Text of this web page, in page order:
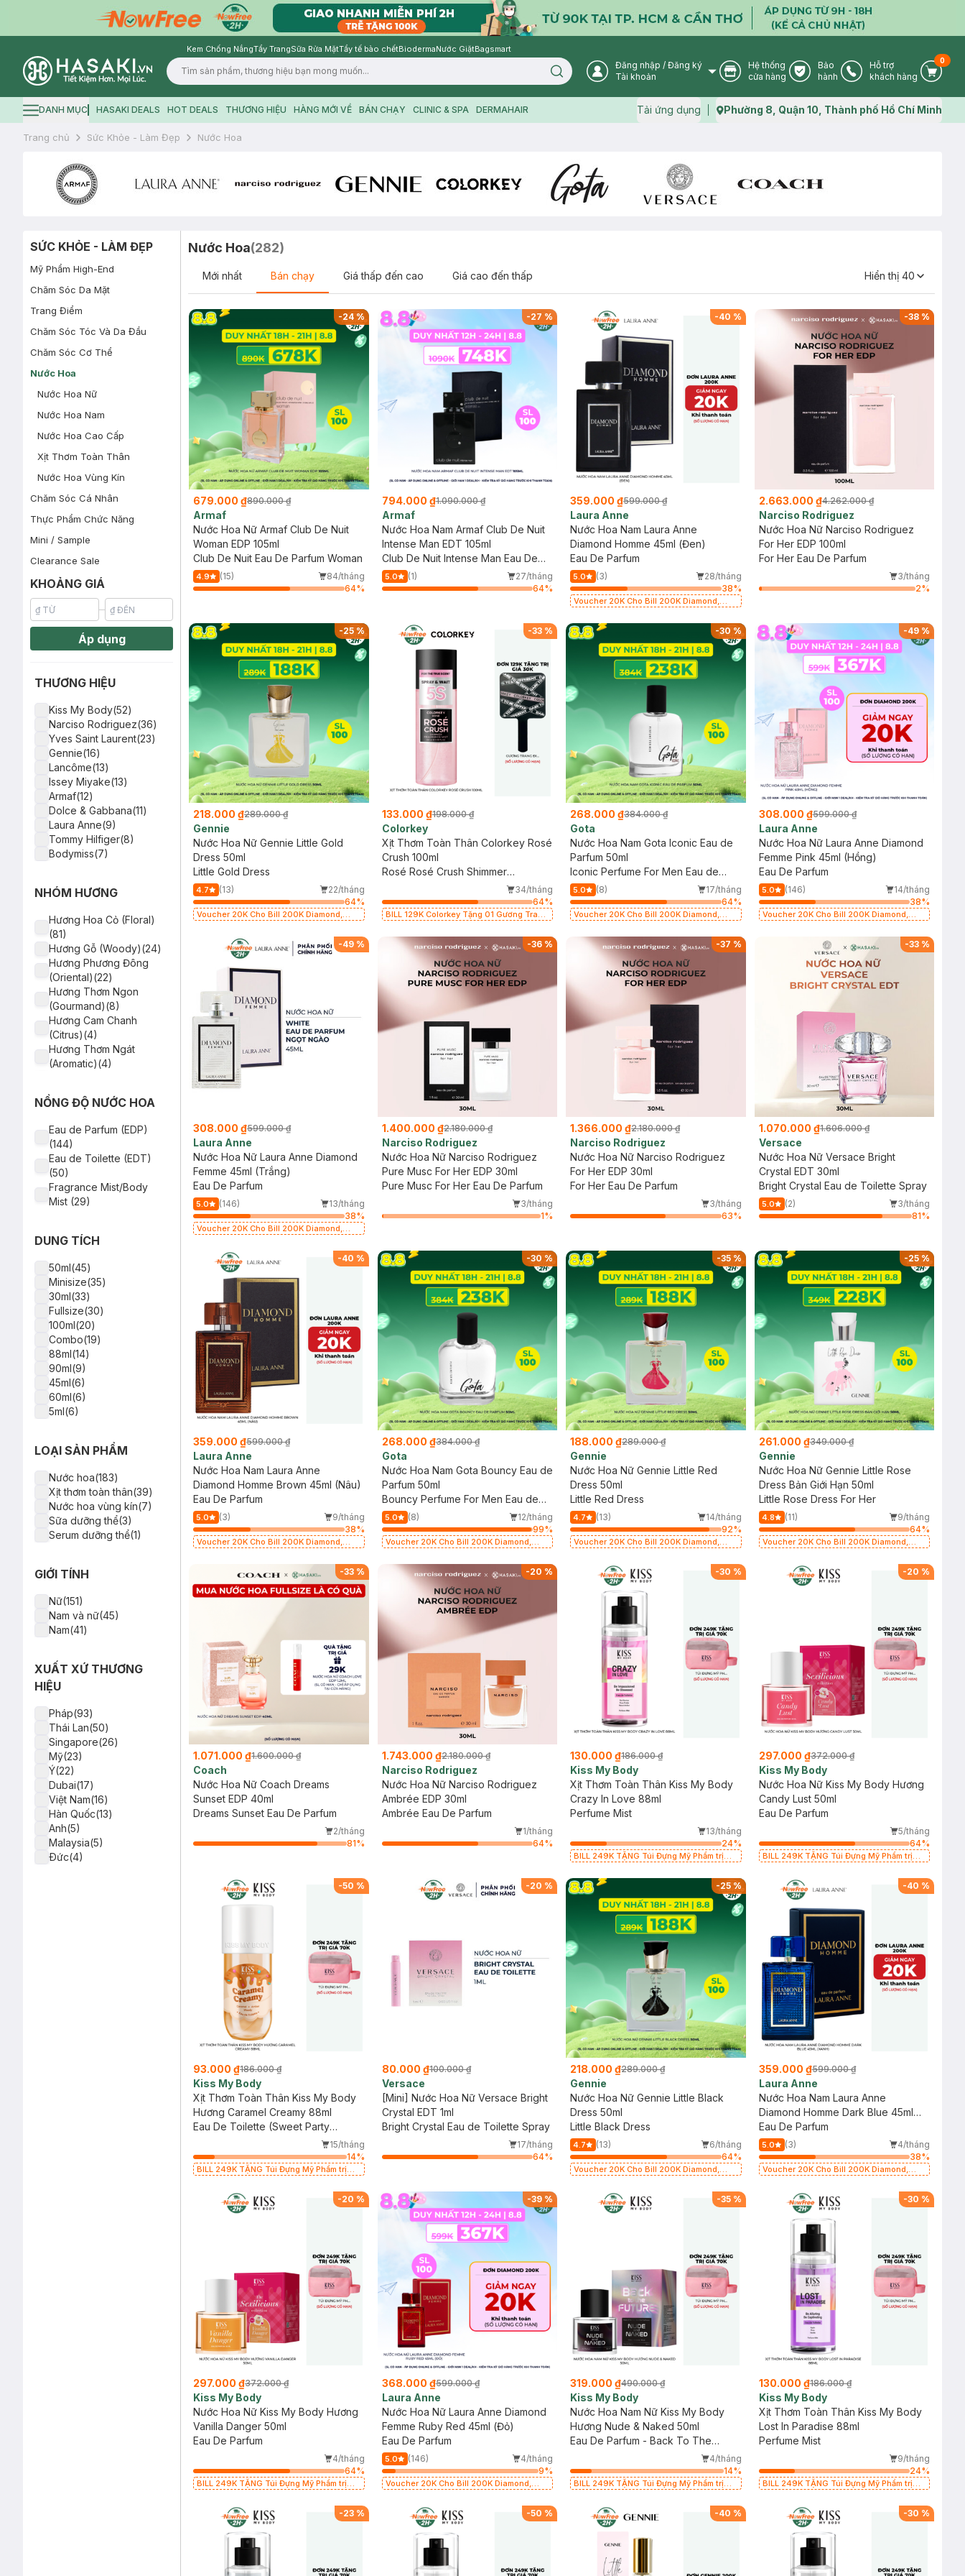
Kem Chống NắngTẩy TrangSữa Rửa MặtTẩy tế bào chếtBiodermaNước GiặtBagsmart
Logo
Search icon User Icon
Đăng nhập / Đăng ký
Tài khoản
Store Icon
Hệ thống
cửa hàng
Warranty Icon
Bảo
hành
Phone Icon
Hỗ trợ
khách hàng
Cart
0
Hamburger icon
DANH MỤC HASAKI DEALS HOT DEALS THƯƠNG HIỆU HÀNG MỚI VỀ BÁN CHẠY CLINIC & SPA DERMAHAIR Tải ứng dụng Map icon
Phường 8, Quận 10, Thành phố Hồ Chí Minh
Trang chủ Sức Khỏe - Làm Đẹp Nước Hoa
SỨC KHỎE - LÀM ĐẸP
Mỹ Phẩm High-End
Chăm Sóc Da Mặt
Trang Điểm
Chăm Sóc Tóc Và Da Đầu
Chăm Sóc Cơ Thể
Nước Hoa
Nước Hoa Nữ
Nước Hoa Nam
Nước Hoa Cao Cấp
Xịt Thơm Toàn Thân
Nước Hoa Vùng Kín
Chăm Sóc Cá Nhân
Thực Phẩm Chức Năng
Mini / Sample
Clearance Sale
KHOẢNG GIÁ
Áp dụng
THƯƠNG HIỆU
Kiss My Body(52)
Narciso Rodriguez(36)
Yves Saint Laurent(23)
Gennie(16)
Lancôme(13)
Issey Miyake(13)
Armaf(12)
Dolce & Gabbana(11)
Laura Anne(9)
Tommy Hilfiger(8)
Bodymiss(7)
Foellie(6)
Marc Jacobs(5)
Lacoste(5)
mine(5)
Lattafa(5)
Silkygirl(5)
Gota(4)
Montblanc(4)
Chloé(3)
Burberry(3)
Moschino(3)
Panier Des Sens(3)
Carolina Herrera(2)
Jimmy Choo(2)
De Memoria(1)
Paco Rabanne(1)
Jean Paul Gaultier(1)
Colorkey(1)
Giorgio Armani(1)
Salvatore Ferragamo(1)
NHÓM HƯƠNG
Hương Hoa Cỏ (Floral)
(81)
Hương Gỗ (Woody)(24)
Hương Phương Đông
(Oriental)(22)
Hương Thơm Ngon
(Gourmand)(8)
Hương Cam Chanh
(Citrus)(4)
Hương Thơm Ngát
(Aromatic)(4)
Hương Da Thuộc
(Leather)(2)
(2)
NỒNG ĐỘ NƯỚC HOA
Eau de Parfum (EDP)
(144)
Eau de Toilette (EDT)
(50)
Fragrance Mist/Body
Mist (29)
DUNG TÍCH
50ml(45)
Minisize(35)
30ml(33)
Fullsize(30)
100ml(20)
Combo(19)
88ml(14)
90ml(9)
45ml(6)
60ml(6)
5ml(6)
35ml(2)
75ml(1)
80ml(1)
105ml(1)
LOẠI SẢN PHẨM
Nước hoa(183)
Xịt thơm toàn thân(39)
Nước hoa vùng kín(7)
Sữa dưỡng thể(3)
Serum dưỡng thể(1)
GIỚI TÍNH
Nữ(151)
Nam và nữ(45)
Nam(41)
XUẤT XỨ THƯƠNG
HIỆU
Pháp(93)
Thái Lan(50)
Singapore(26)
Mỹ(23)
Ý(22)
Dubai(17)
Việt Nam(16)
Hàn Quốc(13)
Anh(5)
Malaysia(5)
Ðức(4)
Nước Hoa(282)
Mới nhất Bán chạy Giá thấp đến cao Giá cao đến thấp Hiển thị 40
-24%
679.000 ₫890.000 ₫
Armaf
Nước Hoa Nữ Armaf Club De Nuit
Woman EDP 105ml
Club De Nuit Eau De Parfum Woman
4.9 (15)
84/tháng
64%
-27 %
794.000 ₫1.090.000 ₫
Armaf
Nước Hoa Nam Armaf Club De Nuit
Intense Man EDT 105ml
Club De Nuit Intense Man Eau De
Toilette
5.0 (1)
27/tháng
64%
-40 %
359.000 ₫599.000 ₫
Laura Anne
Nước Hoa Nam Laura Anne
Diamond Homme 45ml (Đen)
Eau De Parfum
5.0 (3)
28/tháng
38%
Voucher 20K Cho Bill 200K Diamond,
có hạn)
-38 %
2.663.000 ₫4.262.000 ₫
Narciso Rodriguez
Nước Hoa Nữ Narciso Rodriguez
For Her EDP 100ml
For Her Eau De Parfum
3/tháng
2%
-25%
218.000 ₫289.000 ₫
Gennie
Nước Hoa Nữ Gennie Little Gold
Dress 50ml
Little Gold Dress
4.7 (13)
22/tháng
64%
Voucher 20K Cho Bill 200K Diamond,
-33 %
133.000 ₫198.000 ₫
Colorkey
Xịt Thơm Toàn Thân Colorkey Rosé
Crush 100ml
Rosé Rosé Crush Shimmer
34/tháng
64%
BILL 129K Colorkey Tặng 01 Gương Trang
-30 %
268.000 ₫384.000 ₫
Gota
Nước Hoa Nam Gota Iconic Eau de
Parfum 50ml
Iconic Perfume For Men Eau de
Parfum
5.0 (8)
17/tháng
64%
Voucher 20K Cho Bill 200K Diamond,
có hạn)
-49 %
308.000 ₫599.000 ₫
Laura Anne
Nước Hoa Nữ Laura Anne Diamond
Femme Pink 45ml (Hồng)
Eau De Parfum
5.0 (146)
14/tháng
38%
Voucher 20K Cho Bill 200K Diamond,
-49%
308.000 ₫599.000 ₫
Laura Anne
Nước Hoa Nữ Laura Anne Diamond
Femme 45ml (Trắng)
Eau De Parfum
5.0 (146)
13/tháng
38%
Voucher 20K Cho Bill 200K Diamond,
có hạn)
-36 %
1.400.000 ₫2.180.000 ₫
Narciso Rodriguez
Nước Hoa Nữ Narciso Rodriguez
Pure Musc For Her EDP 30ml
Pure Musc For Her Eau De Parfum
3/tháng
1%
-37 %
1.366.000 ₫2.180.000 ₫
Narciso Rodriguez
Nước Hoa Nữ Narciso Rodriguez
For Her EDP 30ml
For Her Eau De Parfum
3/tháng
63%
-33 %
1.070.000 ₫1.606.000 ₫
Versace
Nước Hoa Nữ Versace Bright
Crystal EDT 30ml
Bright Crystal Eau de Toilette Spray
5.0 (2)
3/tháng
81%
-40 %
359.000 ₫599.000 ₫
Laura Anne
Nước Hoa Nam Laura Anne
Diamond Homme Brown 45ml (Nâu)
Eau De Parfum
5.0 (3)
9/tháng
38%
Voucher 20K Cho Bill 200K Diamond,
-30 %
268.000 ₫384.000 ₫
Gota
Nước Hoa Nam Gota Bouncy Eau de
Parfum 50ml
Bouncy Perfume For Men Eau de
Parfum
5.0 (8)
12/tháng
99%
Voucher 20K Cho Bill 200K Diamond,
có hạn)
-35%
188.000 ₫289.000 ₫
Gennie
Nước Hoa Nữ Gennie Little Red
Dress 50ml
Little Red Dress
4.7 (13)
14/tháng
92%
Voucher 20K Cho Bill 200K Diamond,
-25 %
261.000 ₫349.000 ₫
Gennie
Nước Hoa Nữ Gennie Little Rose
Dress Bản Giới Hạn 50ml
Little Rose Dress For Her
4.8 (11)
9/tháng
64%
Voucher 20K Cho Bill 200K Diamond,
-33%
1.071.000 ₫1.600.000 ₫
Coach
Nước Hoa Nữ Coach Dreams
Sunset EDP 40ml
Dreams Sunset Eau De Parfum
2/tháng
81%
-20 %
1.743.000 ₫2.180.000 ₫
Narciso Rodriguez
Nước Hoa Nữ Narciso Rodriguez
Ambrée EDP 30ml
Ambrée Eau De Parfum
1/tháng
64%
-30 %
130.000 ₫186.000 ₫
Kiss My Body
Xịt Thơm Toàn Thân Kiss My Body
Crazy In Love 88ml
Perfume Mist
13/tháng
24%
BILL 249K TẶNG Túi Đựng Mỹ Phẩm trị
-20 %
297.000 ₫372.000 ₫
Kiss My Body
Nước Hoa Nữ Kiss My Body Hương
Candy Lust 50ml
Eau De Parfum
5/tháng
64%
BILL 249K TẶNG Túi Đựng Mỹ Phẩm trị
-50 %
93.000 ₫186.000 ₫
Kiss My Body
Xịt Thơm Toàn Thân Kiss My Body
Hương Caramel Creamy 88ml
Eau De Toilette (Sweet Party
15/tháng
14%
BILL 249K TẶNG Túi Đựng Mỹ Phẩm trị
-20 %
80.000 ₫100.000 ₫
Versace
[Mini] Nước Hoa Nữ Versace Bright
Crystal EDT 1ml
Bright Crystal Eau de Toilette Spray
17/tháng
64%
-25%
218.000 ₫289.000 ₫
Gennie
Nước Hoa Nữ Gennie Little Black
Dress 50ml
Little Black Dress
4.7 (13)
6/tháng
64%
Voucher 20K Cho Bill 200K Diamond,
-40 %
359.000 ₫599.000 ₫
Laura Anne
Nước Hoa Nam Laura Anne
Diamond Homme Dark Blue 45ml
(Xanh)
Eau De Parfum
5.0 (3)
4/tháng
38%
Voucher 20K Cho Bill 200K Diamond,
-20 %
297.000 ₫372.000 ₫
Kiss My Body
Nước Hoa Nữ Kiss My Body Hương
Vanilla Danger 50ml
Eau De Parfum
4/tháng
64%
BILL 249K TẶNG Túi Đựng Mỹ Phẩm trị
-39 %
368.000 ₫599.000 ₫
Laura Anne
Nước Hoa Nữ Laura Anne Diamond
Femme Ruby Red 45ml (Đỏ)
Eau De Parfum
5.0 (146)
4/tháng
9%
Voucher 20K Cho Bill 200K Diamond,
-35%
319.000 ₫490.000 ₫
Kiss My Body
Nước Hoa Nam Nữ Kiss My Body
Hương Nude & Naked 50ml
Eau De Parfum - Back To The
4/tháng
14%
BILL 249K TẶNG Túi Đựng Mỹ Phẩm trị
-30 %
130.000 ₫186.000 ₫
Kiss My Body
Xịt Thơm Toàn Thân Kiss My Body
Lost In Paradise 88ml
Perfume Mist
9/tháng
24%
BILL 249K TẶNG Túi Đựng Mỹ Phẩm trị
-23% -50 % -40 % -30 %